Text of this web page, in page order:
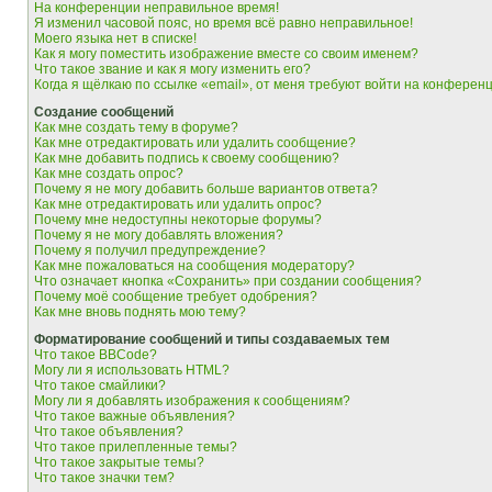
На конференции неправильное время!
Я изменил часовой пояс, но время всё равно неправильное!
Моего языка нет в списке!
Как я могу поместить изображение вместе со своим именем?
Что такое звание и как я могу изменить его?
Когда я щёлкаю по ссылке «email», от меня требуют войти на
Создание сообщений
Как мне создать тему в форуме?
Как мне отредактировать или удалить сообщение?
Как мне добавить подпись к своему сообщению?
Как мне создать опрос?
Почему я не могу добавить больше вариантов ответа?
Как мне отредактировать или удалить опрос?
Почему мне недоступны некоторые форумы?
Почему я не могу добавлять вложения?
Почему я получил предупреждение?
Как мне пожаловаться на сообщения модератору?
Что означает кнопка «Сохранить» при создании сообщения?
Почему моё сообщение требует одобрения?
Как мне вновь поднять мою тему?
Форматирование сообщений и типы создаваемых тем
Что такое BBCode?
Могу ли я использовать HTML?
Что такое смайлики?
Могу ли я добавлять изображения к сообщениям?
Что такое важные объявления?
Что такое объявления?
Что такое прилепленные темы?
Что такое закрытые темы?
Что такое значки тем?